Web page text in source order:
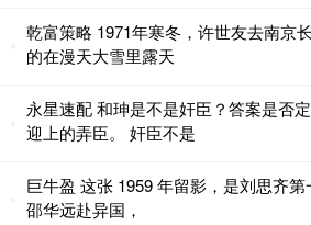
乾富策略 1971年寒冬，许世友去南京
的在漫天大雪里露天
永星速配 和珅是不是奸臣？答案是否
迎上的弄臣。 奸臣不是
巨牛盈 这张 1959 年留影，是刘思齐
邵华远赴异国，